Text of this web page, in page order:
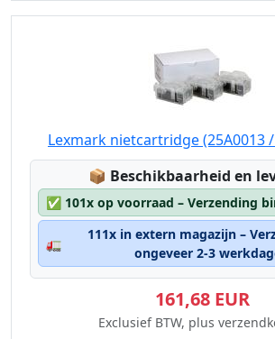
Lexmark nietcartridge (25A0013
📦 Lagerstatus:
Beschikbaarheid en
✅ 101x op voorraad – Verzending
🚛
111x in extern magazijn –
ongeveer 2-3
161,68 EUR
Exclusief BTW, plus